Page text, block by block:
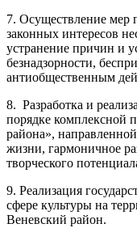
7. Осуществление мер
законных интересов
устранение причин и
безнадзорности,
антиобщественным
8. Разработка и
порядке комплексной
района»,
жизни, гармоничное
творческого
9. Реализация
сфере культуры на
Веневский район.